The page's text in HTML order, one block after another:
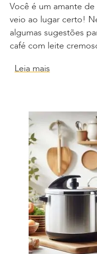
Você é um amante
veio ao lugar certo!
algumas sugestões
café com leite
Leia mais